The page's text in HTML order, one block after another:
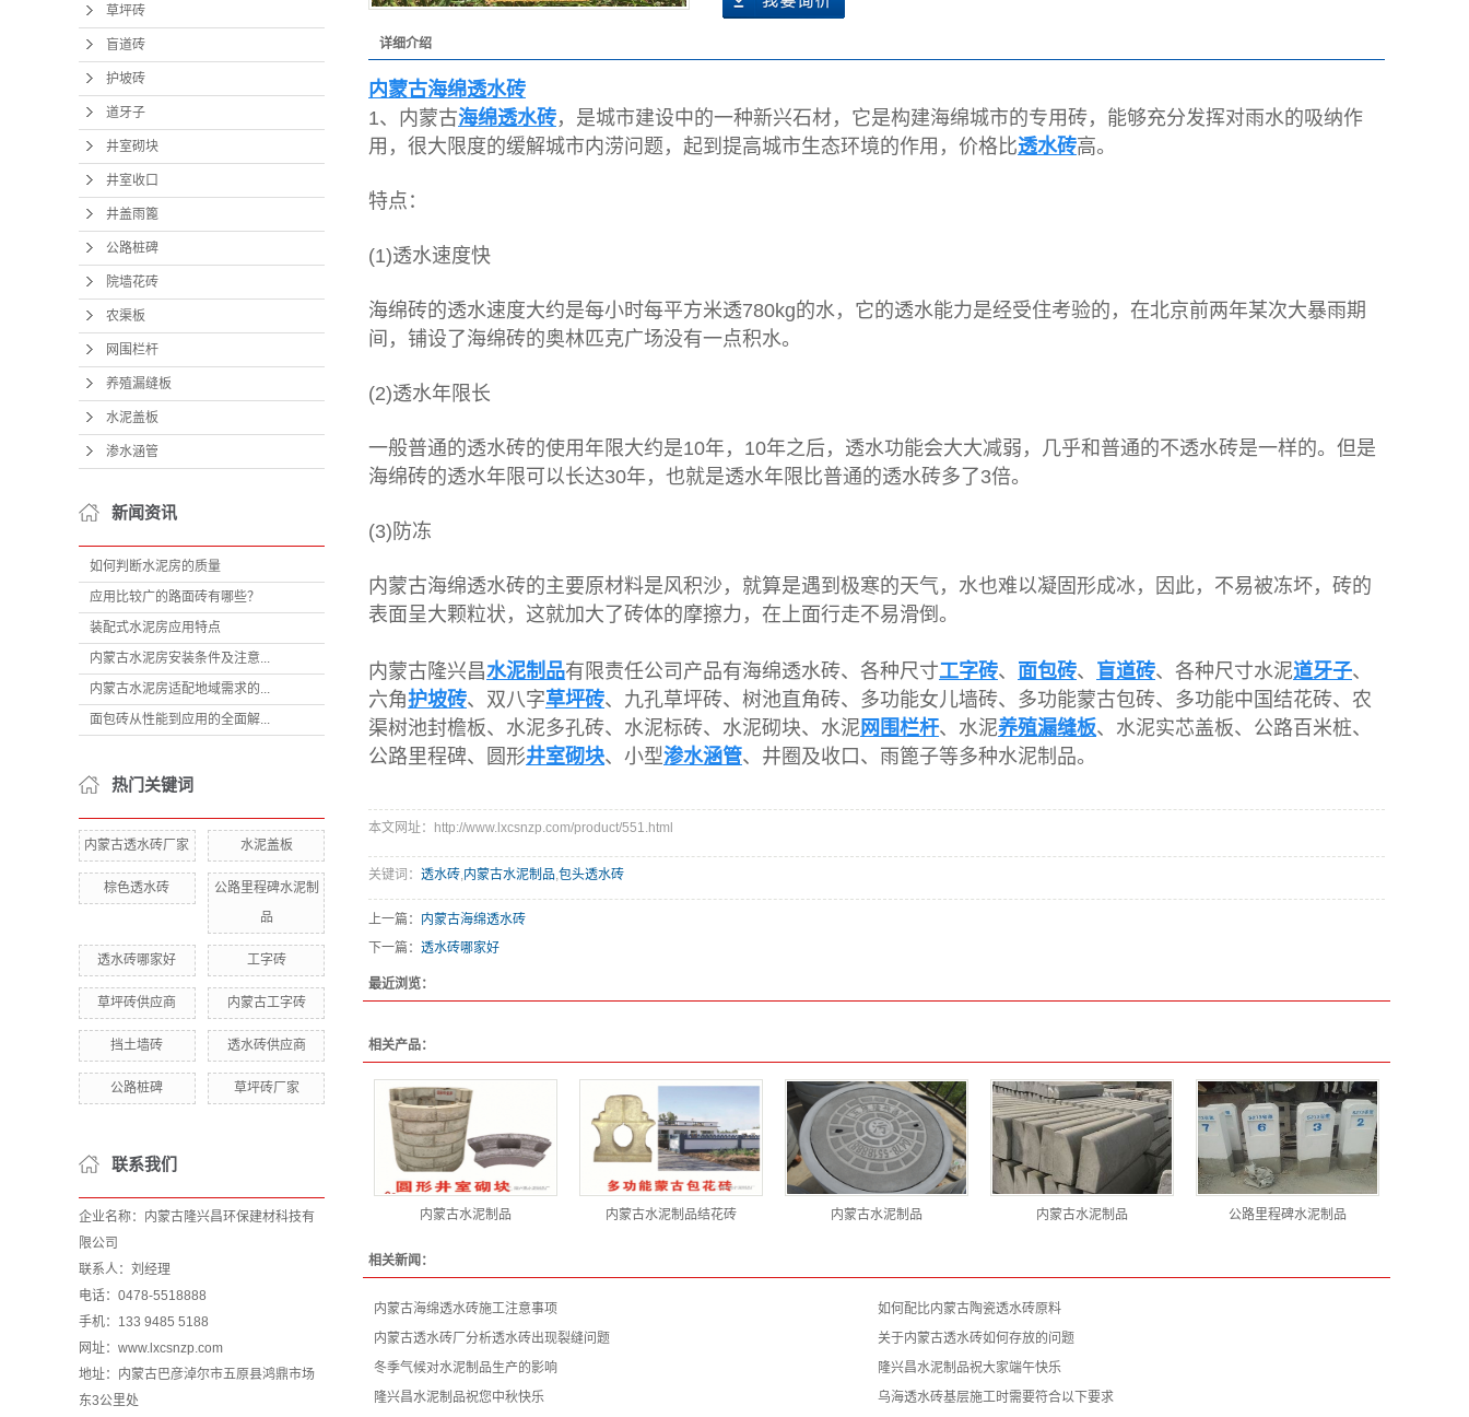
水泥盖板
草坪砖
盲道砖
护坡砖
道牙子
井室砌块
井室收口
井盖雨篦
公路桩碑
院墙花砖
农渠板
网围栏杆
养殖漏缝板
水泥盖板
渗水涵管
新闻资讯
如何判断水泥房的质量
应用比较广的路面砖有哪些？
装配式水泥房应用特点
内蒙古水泥房安装条件及注意...
内蒙古水泥房适配地域需求的...
面包砖从性能到应用的全面解...
热门关键词
内蒙古透水砖厂家 水泥盖板
棕色透水砖
公路里程碑水泥制
品
透水砖哪家好 工字砖
草坪砖供应商 内蒙古工字砖
挡土墙砖 透水砖供应商
公路桩碑 草坪砖厂家
联系我们
企业名称：内蒙古隆兴昌环保建材科技有
限公司
联系人：刘经理
电话：0478-5518888
手机：133 9485 5188
网址：www.lxcsnzp.com
地址：内蒙古巴彦淖尔市五原县鸿鼎市场
东3公里处
详细介绍
内蒙古海绵透水砖
1、内蒙古海绵透水砖，是城市建设中的一种新兴石材，它是构建海绵城市的专用砖，能够充分发挥对雨水的吸纳作
用，很大限度的缓解城市内涝问题，起到提高城市生态环境的作用，价格比透水砖高。
特点：
(1)透水速度快
海绵砖的透水速度大约是每小时每平方米透780kg的水，它的透水能力是经受住考验的，在北京前两年某次大暴雨期
间，铺设了海绵砖的奥林匹克广场没有一点积水。
(2)透水年限长
一般普通的透水砖的使用年限大约是10年，10年之后，透水功能会大大减弱，几乎和普通的不透水砖是一样的。但是
海绵砖的透水年限可以长达30年，也就是透水年限比普通的透水砖多了3倍。
(3)防冻
内蒙古海绵透水砖的主要原材料是风积沙，就算是遇到极寒的天气，水也难以凝固形成冰，因此，不易被冻坏，砖的
表面呈大颗粒状，这就加大了砖体的摩擦力，在上面行走不易滑倒。
内蒙古隆兴昌水泥制品有限责任公司产品有海绵透水砖、各种尺寸工字砖、 面包砖、 盲道砖、各种尺寸水泥道牙子、
六角护坡砖、双八字草坪砖、九孔草坪砖、树池直角砖、多功能女儿墙砖、多功能蒙古包砖、多功能中国结花砖、农
渠树池封檐板、水泥多孔砖、水泥标砖、水泥砌块、水泥 网围栏杆、水泥养殖漏缝板、水泥实芯盖板、公路百米桩、
公路里程碑、圆形井室砌块、小型渗水涵管、井圈及收口、雨篦子等多种水泥制品。
本文网址：http://www.lxcsnzp.com/product/551.html
关键词： 透水砖,内蒙古水泥制品,包头透水砖
上一篇： 内蒙古海绵透水砖
下一篇： 透水砖哪家好
最近浏览：
相关产品：
内蒙古水泥制品 内蒙古水泥制品结花砖 内蒙古水泥制品 内蒙古水泥制品 公路里程碑水泥制品
相关新闻：
内蒙古海绵透水砖施工注意事项
如何配比内蒙古陶瓷透水砖原料
内蒙古透水砖厂分析透水砖出现裂缝问题
关于内蒙古透水砖如何存放的问题
冬季气候对水泥制品生产的影响
隆兴昌水泥制品祝大家端午快乐
隆兴昌水泥制品祝您中秋快乐
乌海透水砖基层施工时需要符合以下要求